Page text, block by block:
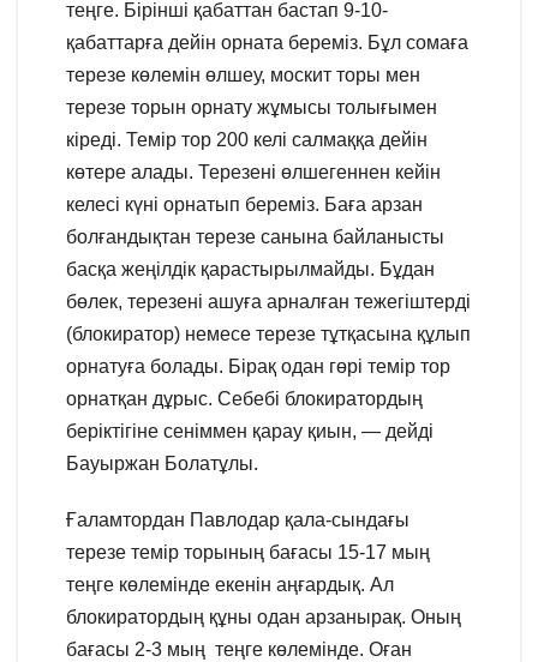
теңге. Бірінші қабаттан бастап 9-10-
қабаттарға дейін орната береміз. Бұл сомаға
терезе көлемін өлшеу, москит торы мен
терезе торын орнату жұмысы толығымен
кіреді. Темір тор 200 келі салмаққа дейін
көтере алады. Терезені өлшегеннен кейін
келесі күні орнатып береміз. Баға арзан
болғандықтан терезе санына байланысты
басқа жеңілдік қарастырылмайды. Бұдан
бөлек, терезені ашуға арналған тежегіштерді
(блокиратор) немесе терезе тұтқасына құлып
орнатуға болады. Бірақ одан гөрі темір тор
орнатқан дұрыс. Себебі блокиратордың
беріктігіне сеніммен қарау қиын, — дейді
Бауыржан Болатұлы.
Ғаламтордан Павлодар қала-сындағы
терезе темір торының бағасы 15-17 мың
теңге көлемінде екенін аңғардық. Ал
блокиратордың құны одан арзанырақ. Оның
бағасы 2-3 мың теңге көлемінде. Оған